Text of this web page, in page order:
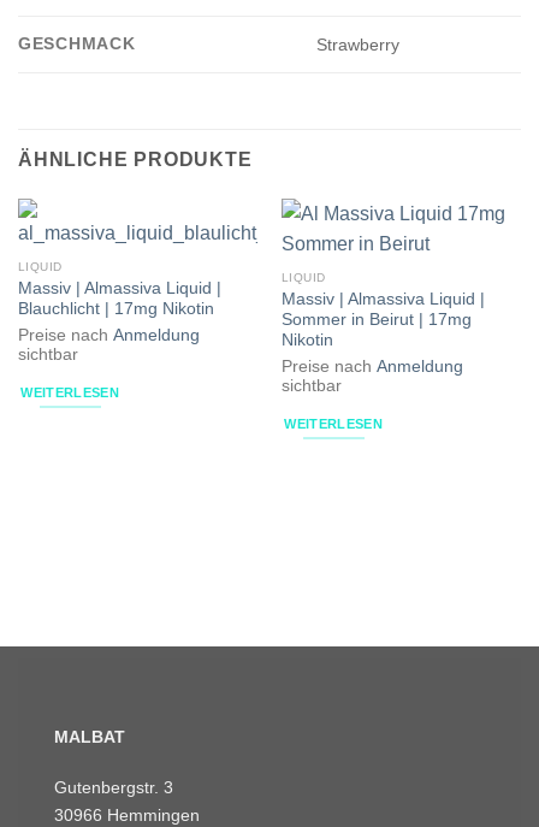
GESCHMACK Strawberry
ÄHNLICHE PRODUKTE
LIQUID
Massiv | Almassiva Liquid |
Blauchlicht | 17mg Nikotin
Preise nach Anmeldung
sichtbar
WEITERLESEN
LIQUID
Massiv | Almassiva Liquid |
Sommer in Beirut | 17mg
Nikotin
Preise nach Anmeldung
sichtbar
WEITERLESEN
MALBAT
Gutenbergstr. 3
30966 Hemmingen